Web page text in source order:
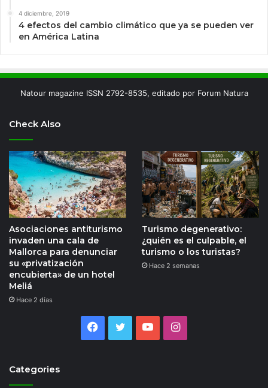
4 diciembre, 2019
4 efectos del cambio climático que ya se pueden ver
en América Latina
Natour magazine ISSN 2792-8535, editado por Forum Natura
Check Also
Asociaciones antiturismo
invaden una cala de
Mallorca para denunciar
su «privatización
encubierta» de un hotel
Meliá
Hace 2 días
Turismo degenerativo:
¿quién es el culpable, el
turismo o los turistas?
Hace 2 semanas
Facebook
TwitterYouTubeInstagram
Categories